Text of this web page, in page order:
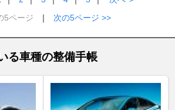
5ページ
｜ 次の5ページ >>
る車種の整備手帳